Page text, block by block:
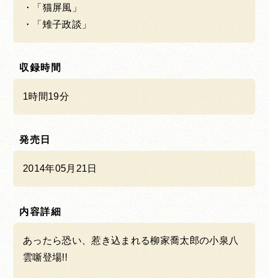
「猫屏風」
「雉子政談」
収録時間
1時間19分
発売日
2014年05月21日
内容詳細
あったら恐い、惹き込まれる柳家喬太郎の小泉八
雲噺登場!!